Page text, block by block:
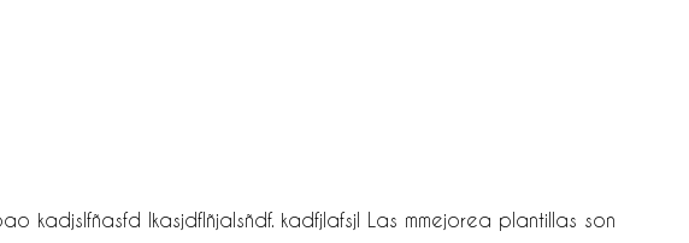
kadjslfñasfd lkasjdflñjalsñdf. kadfjlafsjl Las mmejorea plantillas son